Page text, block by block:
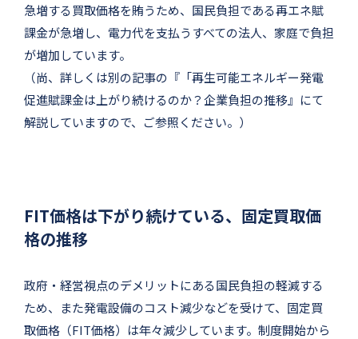
急増する買取価格を賄うため、国民負担である再エネ賦
課金が急増し、電力代を支払うすべての法人、家庭で負担
が増加しています。
（尚、詳しくは別の記事の『「再生可能エネルギー発電
促進賦課金は上がり続けるのか？企業負担の推移』にて
解説していますので、ご参照ください。）
FIT価格は下がり続けている、固定買取価
格の推移
政府・経営視点のデメリットにある国民負担の軽減する
ため、また発電設備のコスト減少などを受けて、固定買
取価格（FIT価格）は年々減少しています。制度開始から